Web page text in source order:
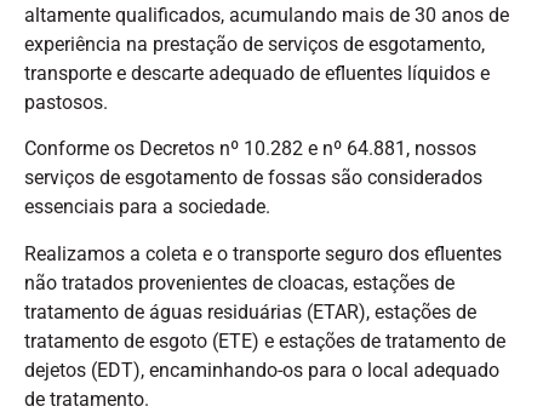
altamente qualificados, acumulando mais de 30 anos de
experiência na prestação de serviços de esgotamento,
transporte e descarte adequado de efluentes líquidos e
pastosos.
Conforme os Decretos nº 10.282 e nº 64.881, nossos
serviços de esgotamento de fossas são considerados
essenciais para a sociedade.
Realizamos a coleta e o transporte seguro dos efluentes
não tratados provenientes de cloacas, estações de
tratamento de águas residuárias (ETAR), estações de
tratamento de esgoto (ETE) e estações de tratamento de
dejetos (EDT), encaminhando-os para o local adequado
de tratamento.